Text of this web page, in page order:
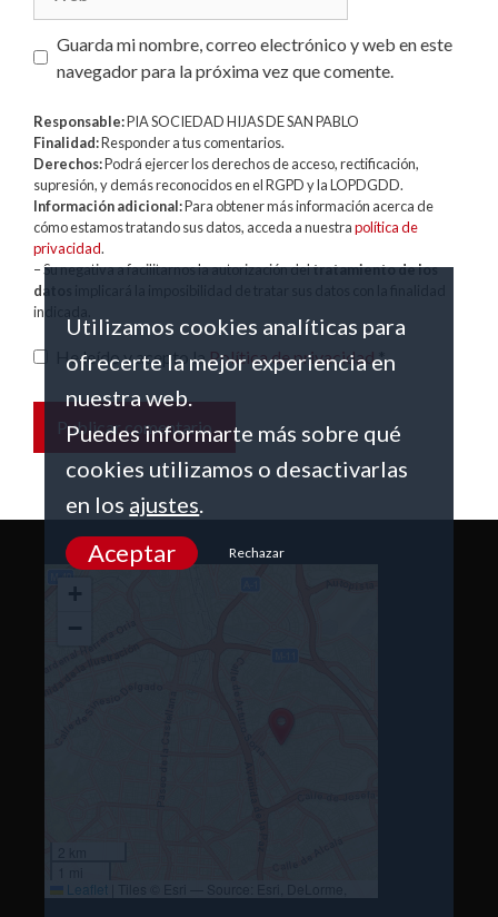
Guarda mi nombre, correo electrónico y web en este
navegador para la próxima vez que comente.
Responsable:PIA SOCIEDAD HIJAS DE SAN PABLO
Finalidad:Responder a tus comentarios.
Derechos:Podrá ejercer los derechos de acceso, rectificación,
supresión, y demás reconocidos en el RGPD y la LOPDGDD.
Información adicional:Para obtener más información acerca de
cómo estamos tratando sus datos, acceda a nuestrapolítica de
privacidad.
– Su negativa a facilitarnos la autorización deltratamiento de los
datos
indicada.
He leído y acepto laPolítica de privacidad*
+
−
Leaflet
Utilizamos cookies analíticas para
ofrecerte la mejor experiencia en
nuestra web.
Puedes informarte más sobre qué
cookies utilizamos o desactivarlas
en los ajustes.
Aceptar Rechazar